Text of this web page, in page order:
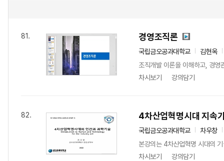
81. 경영조직론
국립금오공과대학교
김현옥
조직개발 이론을 이해하고, 경영
차시보기
강의담기
82. 4차산업혁명시대 지속
국립금오공과대학교
차우창
본강의는 4차산업혁명 시대의
차시보기
강의담기